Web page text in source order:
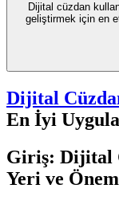
Dijital cüzdan
geliştirmek için en
Dijital
En İyi
Giriş: Dijital
Yeri ve